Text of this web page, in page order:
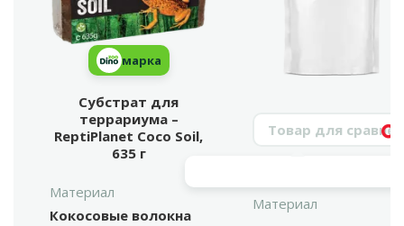
марка
Субстрат для
террариума –
ReptiPlanet Coco Soil,
635 г
Материал
Кокосовые волокна
Материал